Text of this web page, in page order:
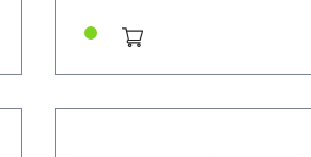
alleen worden bediend met de
meegeleverde voeding, maar ook
programma's worden ingesteld,